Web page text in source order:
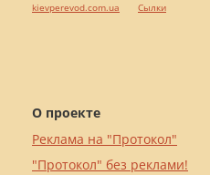
О проекте
Реклама на "Протокол"
"Протокол" без реклами!
kievperevod.com.ua
Cылки